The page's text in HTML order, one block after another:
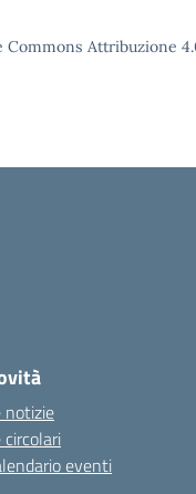
Commons Attribuzione
notizie
circolari
eventi